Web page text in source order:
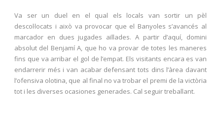
Va ser un duel en el qual els locals van sortir un pèl
descol·locats i això va provocar que el Banyoles s’avancés al
marcador en dues jugades aïllades. A partir d’aquí, domini
absolut del Benjamí A, que ho va provar de totes les maneres
fins que va arribar el gol de l’empat. Els visitants encara es van
endarrerir més i van acabar defensant tots dins l’àrea davant
l’ofensiva olotina, que al final no va trobar el premi de la victòria
tot i les diverses ocasiones generades. Cal seguir treballant.